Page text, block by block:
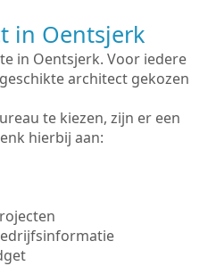
in Oentsjerk
in Oentsjerk. Voor iedere
architect gekozen
te kiezen, zijn er een
hierbij aan: